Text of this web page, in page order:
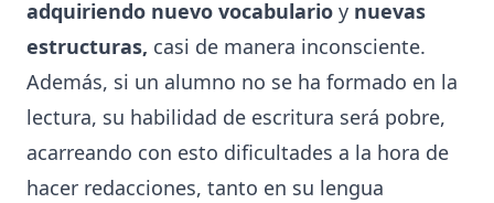
adquiriendo nuevo vocabulario y nuevas
estructuras, casi de manera inconsciente.
Además, si un alumno no se ha formado en la
lectura, su habilidad de escritura será pobre,
acarreando con esto dificultades a la hora de
hacer redacciones, tanto en su lengua